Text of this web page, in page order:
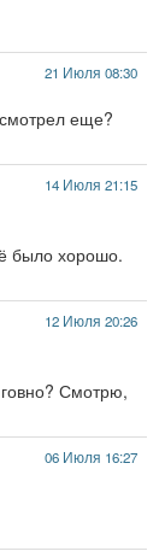
21 Июля 08:30
еще?
14 Июля 21:15
было хорошо.
12 Июля 20:26
Смотрю,
06 Июля 16:27